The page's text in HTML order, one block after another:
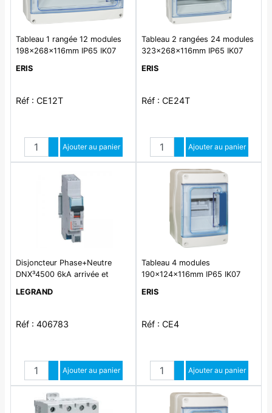
Tableau 1 rangée 12 modules
198x268x116mm IP65 IK07
ERIS
Réf : CE12T
Quantité
Augmenter quantité
Diminuer quantité
Ajouter au panier
Tableau 2 rangées 24 modules
323x268x116mm IP65 IK07
ERIS
Réf : CE24T
Quantité
Augmenter quantité
Diminuer quantité
Ajouter au panier
Disjoncteur Phase+Neutre
DNX³4500 6kA arrivée et
1P+N 230V~ 16A courbe C - 1
LEGRAND
Réf : 406783
Quantité
Augmenter quantité
Diminuer quantité
Ajouter au panier
Tableau 4 modules
190x124x116mm IP65 IK07
ERIS
Réf : CE4
Quantité
Augmenter quantité
Diminuer quantité
Ajouter au panier